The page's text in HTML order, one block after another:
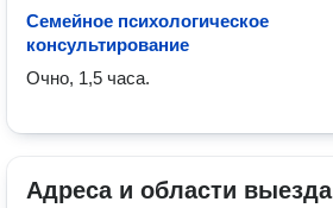
Семейное психологическое
консультирование
Очно, 1,5 часа.
Адреса и области выезда